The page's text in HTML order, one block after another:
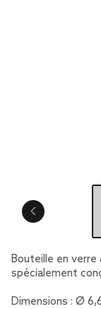
Bouteille en verre
spécialement
Dimensions : Ø